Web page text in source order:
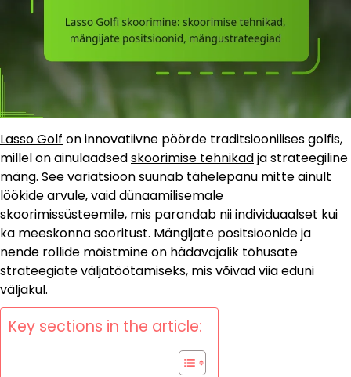
Lasso Golf on innovatiivne pöörde traditsioonilises golfis,
millel on ainulaadsedskoorimise tehnikadja strateegiline
mäng. See variatsioon suunab tähelepanu mitte ainult
löökide arvule, vaid dünaamilisemale
skoorimissüsteemile, mis parandab nii individuaalset kui
ka meeskonna sooritust. Mängijate positsioonide ja
nende rollide mõistmine on hädavajalik tõhusate
strateegiate väljatöötamiseks, mis võivad viia eduni
väljakul.
Key sections in the article: